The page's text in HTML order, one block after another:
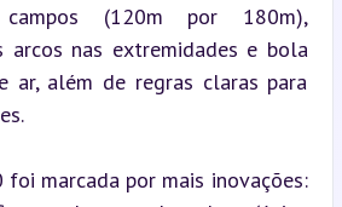
(120m por 180m),
arcos nas extremidades e bola
ar, além de regras claras para
foi marcada por mais inovações: